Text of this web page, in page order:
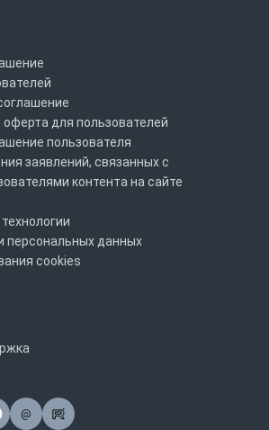
для пользователей
пользователя
заявлений, связанных с
контента на сайте
персональных данных
cookies
@
Почта